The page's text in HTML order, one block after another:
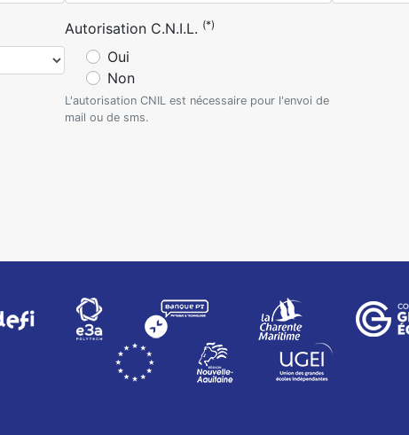
Autorisation C.N.I.L. (*)
Oui
Non
L'autorisation CNIL est nécessaire pour l'envoi de
mail ou de sms.